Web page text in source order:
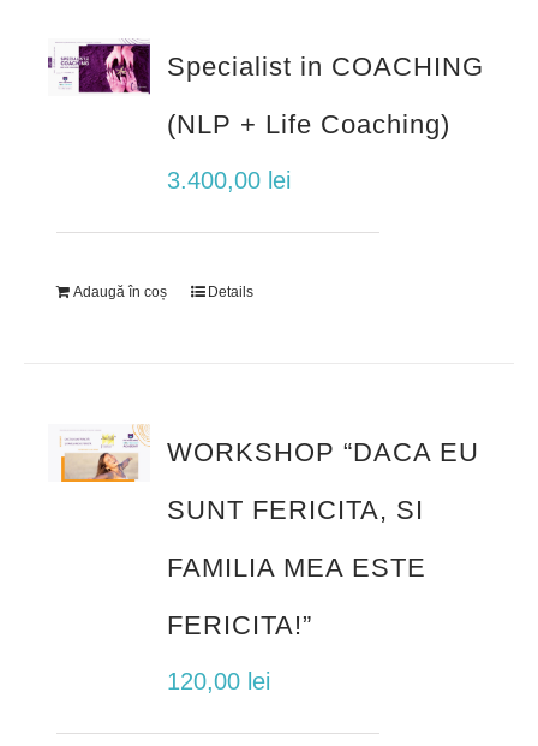
Specialist in COACHING
(NLP + Life Coaching)
3.400,00 lei
Adaugă în coș Details
WORKSHOP “DACA EU
SUNT FERICITA, SI
FAMILIA MEA ESTE
FERICITA!”
120,00 lei